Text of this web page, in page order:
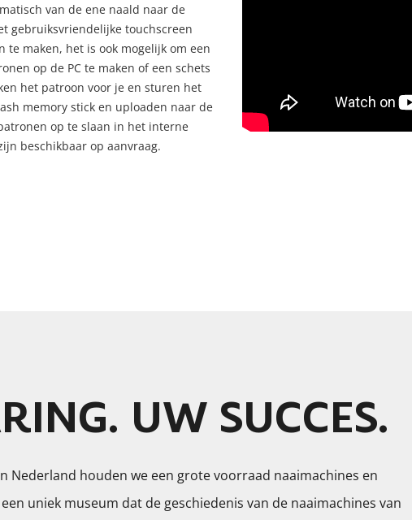
van de ene naald naar de
gebruiksvriendelijke touchscreen
te maken, het is ook mogelijk om een
op de PC te maken of een schets
het patroon voor je en sturen het
memory stick en uploaden naar de
op te slaan in het interne
beschikbaar op aanvraag.
UW SUCCES.
Nederland houden we een grote voorraad naaimachines en
uniek museum dat de geschiedenis van de naaimachines van